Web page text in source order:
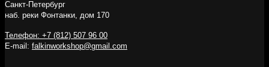
Санкт-Петербург
наб. реки Фонтанки, дом 170
Телефон: +7 (812) 507 96 00
E-mail: falkinworkshop@gmail.com